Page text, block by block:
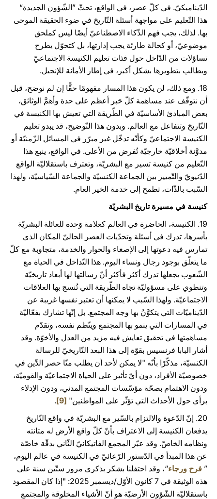
الدّيناميكيّ. في كلّ عصر، في الواقع، تحثّ ”الشّؤون الجديدة“
هذا التّعليم على مواجهة أسئلة التّاريخ في ضوء الحقيقة الموحى
بها. لذلك، يجب فهم الذّكاء الاصطناعيّ أيضًا ليس كملحق
موضوعيّ، أو كحالة طارئة يجب إدارتها، بل كتحوّل يطرح
تساؤلات من الدّاخل حول فئات تعليم الكنيسة الاجتماعيّ
ويطالب بتطويرها بشكل أكبر، في إطار الأمانة للإنجيل.
18. ومع ذلك، لن يكون هذا المسار مفهومًا حقًّا إن لم نوضح، قبل
أن نتوقّف عند مساهمة كلّ حَبر أعظم على حدة وأهمَّ الوثائق،
بعض المبادئ الأساسيّة في الطّريقة التي تعيش بها الكنيسة في
التّاريخ وتتفاعل مع العالم. وبدون هذا التّوضيح، قد يبدو تعليم
الكنيسة الاجتماعيّ وكأنّه تدخّل غير مبرّر في المسائل الزّمنيّة أو
مدوَّنة أخلاقيّة خارجيّة تُفرض من الأعلى. في الواقع، ينبع هذا
التّعليم من كنيسة تسير مع البشريّة، وتعترف باستقلاليّة الواقع
الدّنيويّ والتّمييز بين الجماعة الكنسيّة والجماعة السّياسيّة، ولهذا
السّبب بالذّات، تطمح إلى خدمة الخير العام.
كنيسة في مسيرة تاريخ البشريّة
19. الكنيسة، الحاضرة في العالم كعلامة وَحدة للعائلة البشريّة
بأسرها، تدرك في أسئلة وتحدّيات العصر الحاليّ المكان الذي
تمارس فيه دعوتها إلى الإصغاء والحوار والخدمة، متجاوبة مع كلّ
ما يتعلّق بوجود رجال ونساء اليوم. هذا التّداخل في الحياة مع
الشّعوب يجعلها تدرك أكثر فأكثر أنّ رسالتها لها أبعاد تاريخيّة
وتنطوي على مسؤوليّة تجاه الطّريقة التي تُنسج بها العلاقات
الاجتماعيّة. ولهذا السّبب لا يمكنها أن تعتبر نفسها غريبة عن
الدّيناميّات التي يتكوَّنُ بها وجه المجتمع. بل إنّها تشارك بفعّاليّة
في المسارات التي ينمو بها المجتمع وينّظم نفسه، وتقدّم
مساهمتها في تحقيق تعايش فيه مزيد من العدل والأخوّة. وقد
أشار البابا فرنسيس بقوّة إلى هذا البعد التّاريخيّ للرسالة
الكنسيّة، مذكّرًا بأنّه "لا يمكن لأحد أن يطلب منّا حصر الدِّين في
خصوصيّة الأفراد، دون أيّ تأثير على الحياة الاجتماعيّة والقوميّة،
ودون الاهتمام بصحّة مؤسّسات المجتمع المدني، ودون الإدلاء
برأي حول الأحداث التي تؤثّر على المواطنين" [9]
.
20. إنّ الدّعوة والالتزام بالسّير مع البشريّة في واقع التّاريخ
يدفعان الكنيسة إلى الاعتراف بأنّ كلّ واقع الأرض له متانته
ونظامه الخاصّ. وقد عبّر المجمع الفاتيكانيّ الثّاني بدقّة خاصّة
عن هذا المبدأ في الدّستور الرّعائيّ في الكنيسة في عالم اليوم،
” فرح ورجاء“، وقد احتفلنا بشكر بذكرى مرور ستّين سنة على
هذه الوثيقة في 7 كانون الأوّل/ديسمبر 2025: "إذا كان المقصود
باستقلاليّة الشّؤون الأرضيّة هو أنّ الأشياء المخلوقة والمجتمع